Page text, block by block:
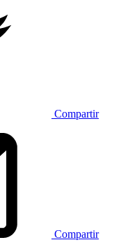
Compartir
Compartir